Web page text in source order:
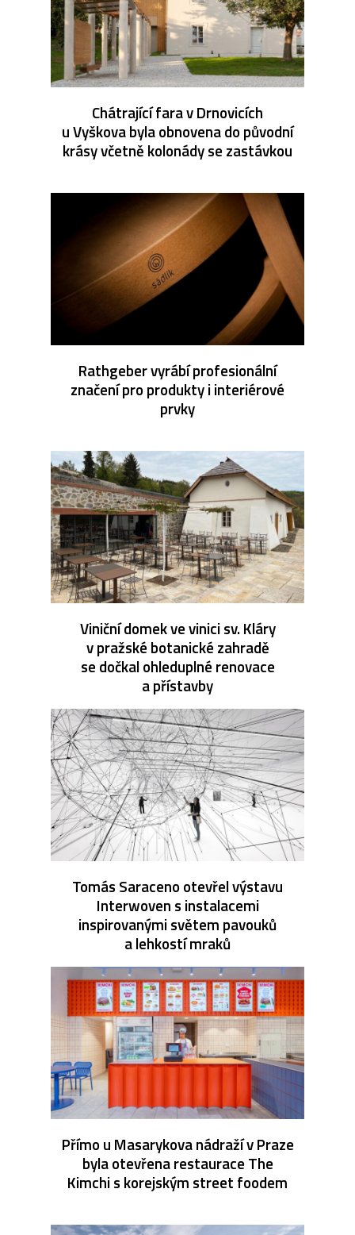
Chátrající fara v Drnovicích
u Vyškova byla obnovena do původní
krásy včetně kolonády se zastávkou
Rathgeber vyrábí profesionální
značení pro produkty i interiérové
prvky
Viniční domek ve vinici sv. Kláry
v pražské botanické zahradě
se dočkal ohleduplné renovace
a přístavby
Tomás Saraceno otevřel výstavu
Interwoven s instalacemi
inspirovanými světem pavouků
a lehkostí mraků
Přímo u Masarykova nádraží v Praze
byla otevřena restaurace The
Kimchi s korejským street foodem